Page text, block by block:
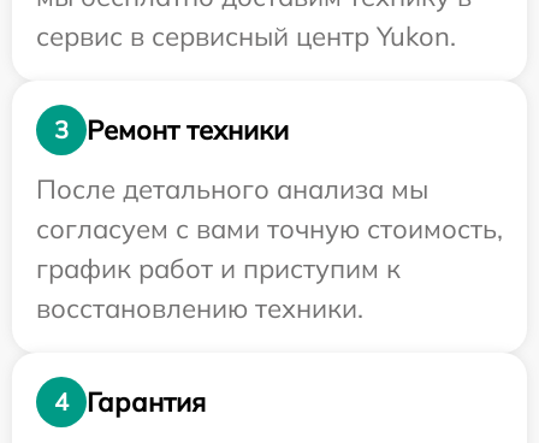
сервис в сервисный центр Yukon.
3
Ремонт техники
После детального анализа мы
согласуем с вами точную стоимость,
график работ и приступим к
восстановлению техники.
4
Гарантия